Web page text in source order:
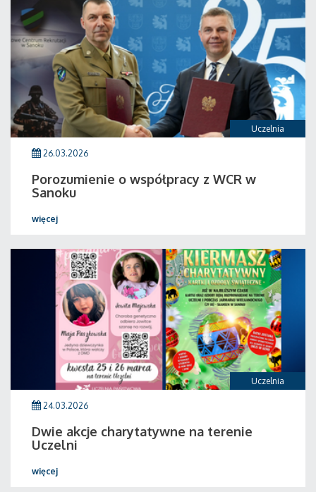
Uczelnia
26.03.2026
Porozumienie o współpracy z WCR w
Sanoku
więcej
Uczelnia
24.03.2026
Dwie akcje charytatywne na terenie
Uczelni
więcej